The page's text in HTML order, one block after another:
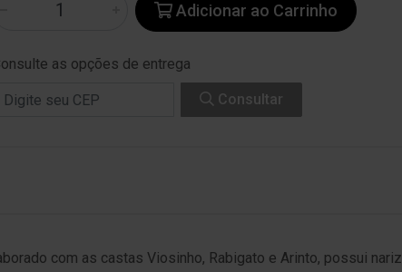
Adicionar ao Carrinho
as opções de entrega
Consultar
com as castas Viosinho, Rabigato e Arinto, possui nariz